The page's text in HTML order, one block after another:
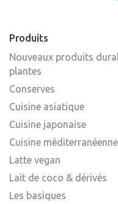
Produits
Nouveaux produits
plantes
Conserves
Cuisine asiatique
Cuisine japonaise
Cuisine méditerranéenne
Latte vegan
Lait de coco & dérivés
Les basiques